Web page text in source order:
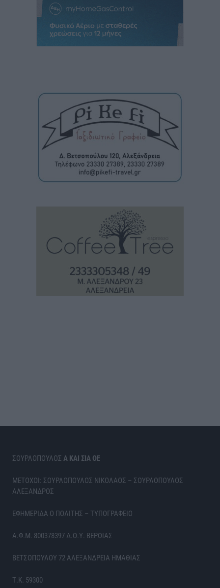
ΣΟΥΡΛΟΠΟΥΛΟΣ Α ΚΑΙ ΣΙΑ ΟΕ
ΜΕΤΟΧΟΙ: ΣΟΥΡΛΟΠΟΥΛΟΣ ΝΙΚΟΛΑΟΣ – ΣΟΥΡΛΟΠΟΥΛΟΣ
ΑΛΕΞΑΝΔΡΟΣ
ΕΦΗΜΕΡΙΔΑ Ο ΠΟΛΙΤΗΣ – ΤΥΠΟΓΡΑΦΕΙΟ
Α.Φ.Μ. 800378397 Δ.Ο.Υ. ΒΕΡΟΙΑΣ
ΒΕΤΣΟΠΟΥΛΟΥ 72 ΑΛΕΞΑΝΔΡΕΙΑ ΗΜΑΘΙΑΣ
Τ.Κ. 59300